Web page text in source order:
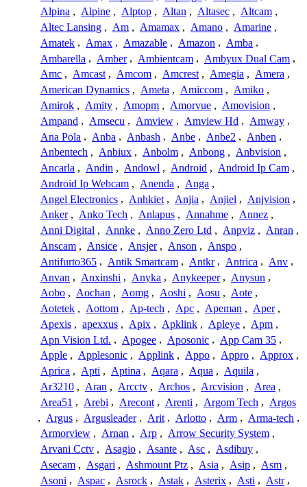
Alpina , Alpine , Alptop , Altan , Altasec , Altcam ,
Altec Lansing , Am , Amamax , Amano , Amarine ,
Amatek , Amax , Amazable , Amazon , Amba ,
Ambarella , Amber , Ambientcam , Ambyux Dual Cam ,
Amc , Amcast , Amcom , Amcrest , Amegia , Amera ,
American Dynamics , Ameta , Amiccom , Amiko ,
Amirok , Amity , Amopm , Amorvue , Amovision ,
Ampand , Amsecu , Amview , Amview Hd , Amway ,
Ana Pola , Anba , Anbash , Anbe , Anbe2 , Anben ,
Anbentech , Anbiux , Anbolm , Anbong , Anbvision ,
Ancarla , Andin , Andowl , Android , Android Ip Cam ,
Android Ip Webcam , Anenda , Anga ,
Angel Electronics , Anhkiet , Anjia , Anjiel , Anjvision ,
Anker , Anko Tech , Anlapus , Annahme , Annez ,
Anni Digital , Annke , Anno Zero Ltd , Anpviz , Anran ,
Anscam , Ansice , Ansjer , Anson , Anspo ,
Antifurto365 , Antik Smartcam , Antkr , Antrica , Anv ,
Anvan , Anxinshi , Anyka , Anykeeper , Anysun ,
Aobo , Aochan , Aomg , Aoshi , Aosu , Aote ,
Aotetek , Aottom , Ap-tech , Apc , Apeman , Aper ,
Apexis , apexxus , Apix , Apklink , Apleye , Apm ,
Apn Vision Ltd. , Apogee , Aposonic , App Cam 35 ,
Apple , Applesonic , Applink , Appo , Appro , Approx ,
Aprica , Apti , Aptina , Aqara , Aqua , Aquila ,
Ar3210 , Aran , Arcctv , Archos , Arcvision , Area ,
Area51 , Arebi , Arecont , Arenti , Argom Tech , Argos
, Argus , Argusleader , Arit , Arlotto , Arm , Arma-tech ,
Armorview , Arnan , Arp , Arrow Security System ,
Arvani Cctv , Asagio , Asante , Asc , Asdibuy ,
Asecam , Asgari , Ashmount Ptz , Asia , Asip , Asm ,
Asoni , Aspac , Asrock , Astak , Asterix , Asti , Astr ,